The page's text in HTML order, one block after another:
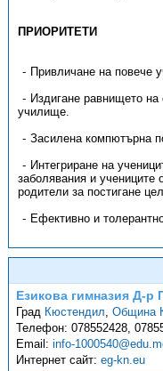
ПРИОРИТЕТИ
Привличане на повече
Издигане равнището на
училище.
Засилена компютърна
Интегриране на
заболявания и учениците
родители за постигане
Ефективно и
Езикова гимназия Д-р
Град Кюстендил,Община
Телефон:078552428,
Email:info-
Интернет сайт:eg-kn.eu